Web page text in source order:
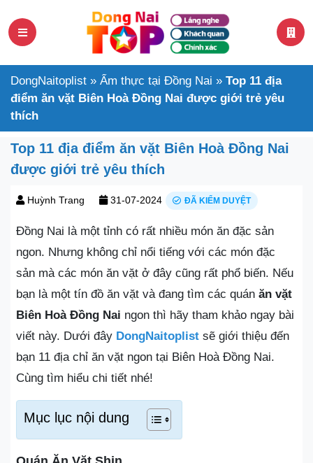
DongNaitoplist » Ẩm thực tại Đồng Nai » Top 11 địa
điểm ăn vặt Biên Hoà Đồng Nai được giới trẻ yêu
thích
Top 11 địa điểm ăn vặt Biên Hoà Đồng Nai
được giới trẻ yêu thích
Huỳnh Trang 31-07-2024 ĐÃ KIỂM DUYỆT
Đồng Nai là một tỉnh có rất nhiều món ăn đặc sản
ngon. Nhưng không chỉ nổi tiếng với các món đặc
sản mà các món ăn vặt ở đây cũng rất phổ biến. Nếu
bạn là một tín đồ ăn vặt và đang tìm các quán ăn vặt
Biên Hoà Đồng Nai ngon thì hãy tham khảo ngay bài
viết này. Dưới đây DongNaitoplist sẽ giới thiệu đến
bạn 11 địa chỉ ăn vặt ngon tại Biên Hoà Đồng Nai.
Cùng tìm hiểu chi tiết nhé!
Mục lục nội dung